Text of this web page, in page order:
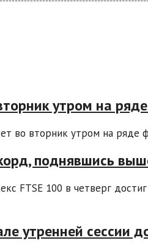
утром на
во вторник утром на ряде
поднявшись
FTSE 100 в четверг
утренней сессии